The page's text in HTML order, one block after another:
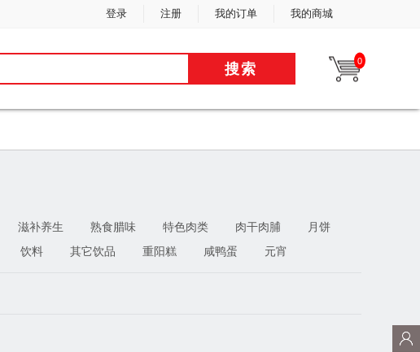
登录 注册 我的订单 我的商城
搜索 0
滋补养生 熟食腊味 特色肉类 肉干肉脯
月饼
饮料 其它饮品 重阳糕 咸鸭蛋 元宵